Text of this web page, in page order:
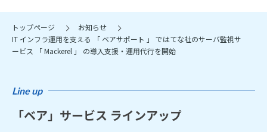
トップページ
お知らせ
IT インフラ運用を支える 「 ベアサポート 」 ではてな社のサーバ監視サ
ービス 「 Mackerel 」 の導入支援・運用代行を開始
Line up
「ベア」サービス ラインアップ